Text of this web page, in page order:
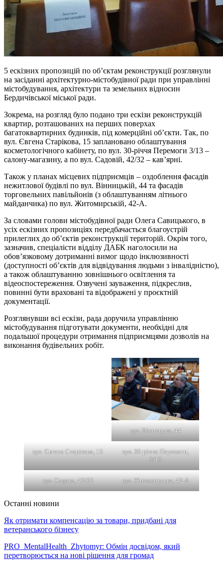
5 ескізних пропозицій по об’єктам реконструкції розглянули
на засіданні архітектурно-містобудівної ради при управлінні
містобудування, архітектури та земельних відносин
Бердичівської міської ради.
Зокрема, на розгляд було подано три ескізи реконструкцій
квартир, розташованих на перших поверхах
багатоквартирних будинків, під комерційні об’єкти. Так, по
вул. Євгена Старікова, 15 заплановано облаштування
косметологічного кабінету, по вул. 30-річчя Перемоги 3/13 –
салону-магазину, а по вул. Садовій, 42/32 – кав’ярні.
Також у планах місцевих підприємців – оздоблення фасадів
нежитлової будівлі по вул. Вінницькій, 44 та фасадів
торговельних павільйонів (з облаштуванням літнього
майданчика) по вул. Житомирській, 42-А.
За словами голови містобудівної ради Олега Савицького, в
усіх ескізних пропозиціях передбачається благоустрій
прилеглих до об’єктів реконструкції територій. Окрім того,
зазначив, спеціалісти відділу ДАБК наголосили на
обов’язковому дотриманні вимог щодо інклюзивності
(доступності об’єктів для відвідування людьми з інвалідністю),
а також облаштуванню зовнішнього освітлення та
відеоспостереження. Озвучені зауваження, підкреслив,
повинні бути враховані та відображені у проєктній
документації.
Розглянувши всі ескізи, рада доручила управлінню
містобудування підготувати документи, необхідні для
подальшої процедури отримання підприємцями дозволів на
виконання будівельних робіт.
вул. Вінницька, 44
вул. Євгена Старікова, 15
вул. 30-річчя Перемоги,
3/13
вул. Садова, 42/32 вул. Житомирська, 42-А
Останні новини
Як отримати компенсацію за товари, придбані для
ветеранського бізнесу
PRO_MentalHealth_Zhytomyr: Обмін досвідом, який
перетворюється на нові рішення для громад